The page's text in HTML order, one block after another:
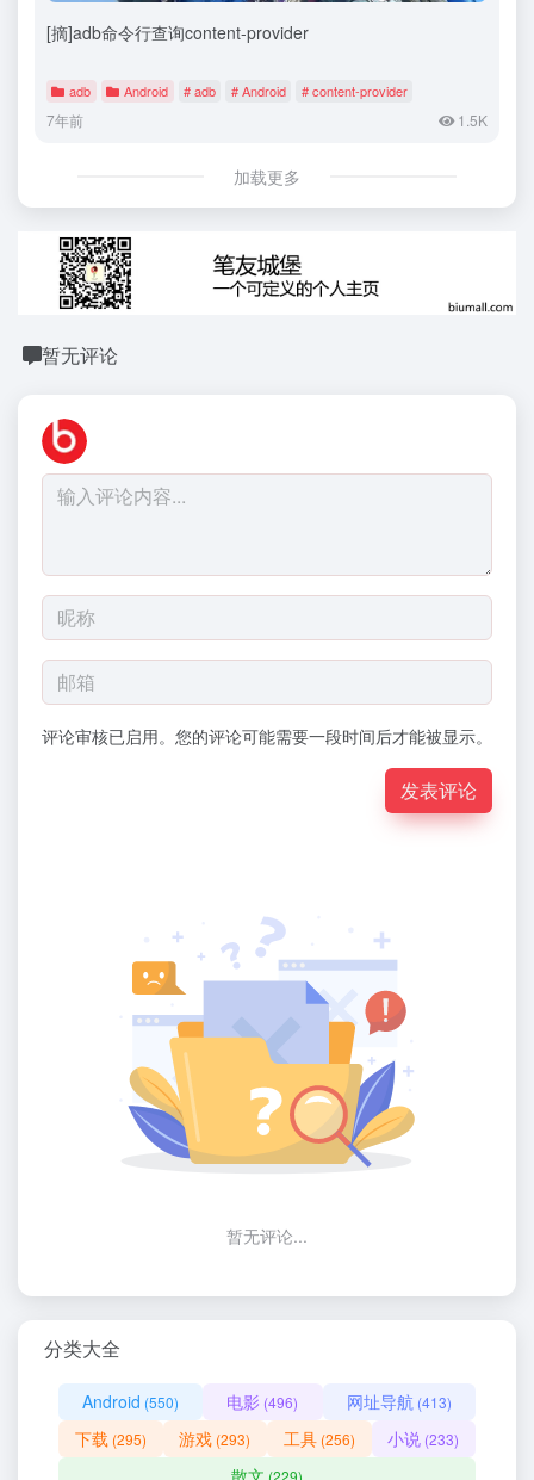
[摘]adb命令行查询content-provider
adb Android # adb # Android # content-provider
7年前 1.5K
加载更多
暂无评论
评论审核已启用。您的评论可能需要一段时间后才能被显示。
发表评论
暂无评论...
分类大全
Android (550) 电影 (496) 网址导航 (413)
下载 (295) 游戏 (293) 工具(256) 小说 (233)
散文 (229)